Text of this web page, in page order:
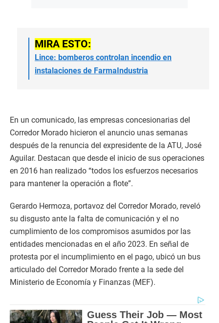
MIRA ESTO:
Lince: bomberos controlan incendio en
instalaciones de FarmaIndustria
En un comunicado, las empresas concesionarias del
Corredor Morado hicieron el anuncio unas semanas
después de la renuncia del expresidente de la ATU, José
Aguilar. Destacan que desde el inicio de sus operaciones
en 2016 han realizado “todos los esfuerzos necesarios
para mantener la operación a flote”.
Gerardo Hermoza, portavoz del Corredor Morado, reveló
su disgusto ante la falta de comunicación y el no
cumplimiento de los compromisos asumidos por las
entidades mencionadas en el año 2023. En señal de
protesta por el incumplimiento en el pago, ubicó un bus
articulado del Corredor Morado frente a la sede del
Ministerio de Economía y Finanzas (MEF).